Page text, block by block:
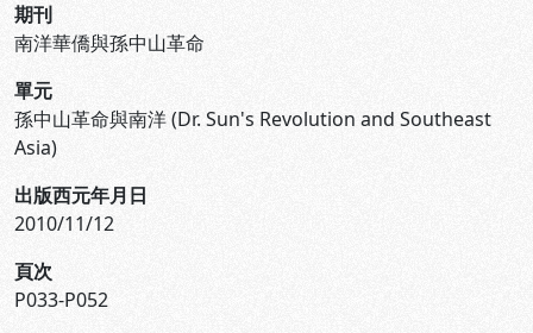
期刊
南洋華僑與孫中山革命
單元
孫中山革命與南洋 (Dr. Sun's Revolution and Southeast
Asia)
出版西元年月日
2010/11/12
頁次
P033-P052